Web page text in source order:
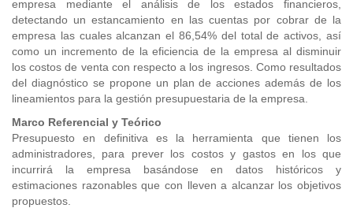
empresa mediante el análisis de los estados financieros,
detectando un estancamiento en las cuentas por cobrar de la
empresa las cuales alcanzan el 86,54% del total de activos, así
como un incremento de la eficiencia de la empresa al disminuir
los costos de venta con respecto a los ingresos. Como resultados
del diagnóstico se propone un plan de acciones además de los
lineamientos para la gestión presupuestaria de la empresa.
Marco Referencial y Teórico
Presupuesto en definitiva es la herramienta que tienen los
administradores, para prever los costos y gastos en los que
incurrirá la empresa basándose en datos históricos y
estimaciones razonables que con lleven a alcanzar los objetivos
propuestos.